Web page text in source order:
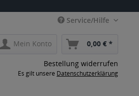
Service/Hilfe
Mein Konto 0,00 € *
Bestellung widerrufen
Es gilt unsere Datenschutzerklärung